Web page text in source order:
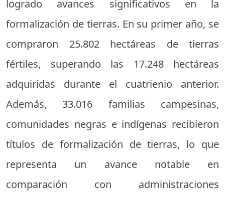
logrado avances significativos en la
formalización de tierras. En su primer año, se
compraron 25.802 hectáreas de tierras
fértiles, superando las 17.248 hectáreas
adquiridas durante el cuatrienio anterior.
Además, 33.016 familias campesinas,
comunidades negras e indígenas recibieron
títulos de formalización de tierras, lo que
representa un avance notable en
comparación con administraciones